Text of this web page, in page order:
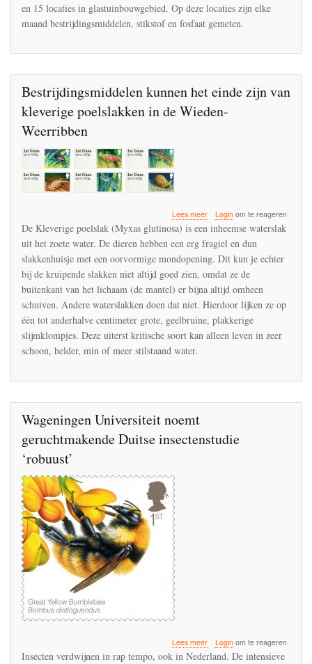
normen
in
de
en 15 locaties in glastuinbouwgebied. Op deze locaties zijn elke
maand bestrijdingsmiddelen, stikstof en fosfaat gemeten.
Bestrijdingsmiddelen kunnen het einde zijn van
kleverige poelslakken in de Wieden-
Weerribben
Lees meerover
Bestrijdingsmiddelen
het
einde
zijn
van
kleverige
poelslakken
in
de
Loginom te reageren
De Kleverige poelslak (Myxas glutinosa) is een inheemse waterslak
uit het zoete water. De dieren hebben een erg fragiel en dun
slakkenhuisje met een oorvormige mondopening. Dit kun je echter
bij de kruipende slakken niet altijd goed zien, omdat ze de
buitenkant van het lichaam (de mantel) er bijna altijd omheen
schuiven. Andere waterslakken doen dat niet. Hierdoor lijken ze op
één tot anderhalve centimeter grote, geelbruine, plakkerige
slijmklompjes. Deze uiterst kritische soort kan alleen leven in zeer
schoon, helder, min of meer stilstaand water.
Wageningen Universiteit noemt
geruchtmakende Duitse insectenstudie
‘robuust’
Lees meerover
Wageningen
Loginom te reageren
Insecten verdwijnen in rap tempo, ook in Nederland. De intensieve